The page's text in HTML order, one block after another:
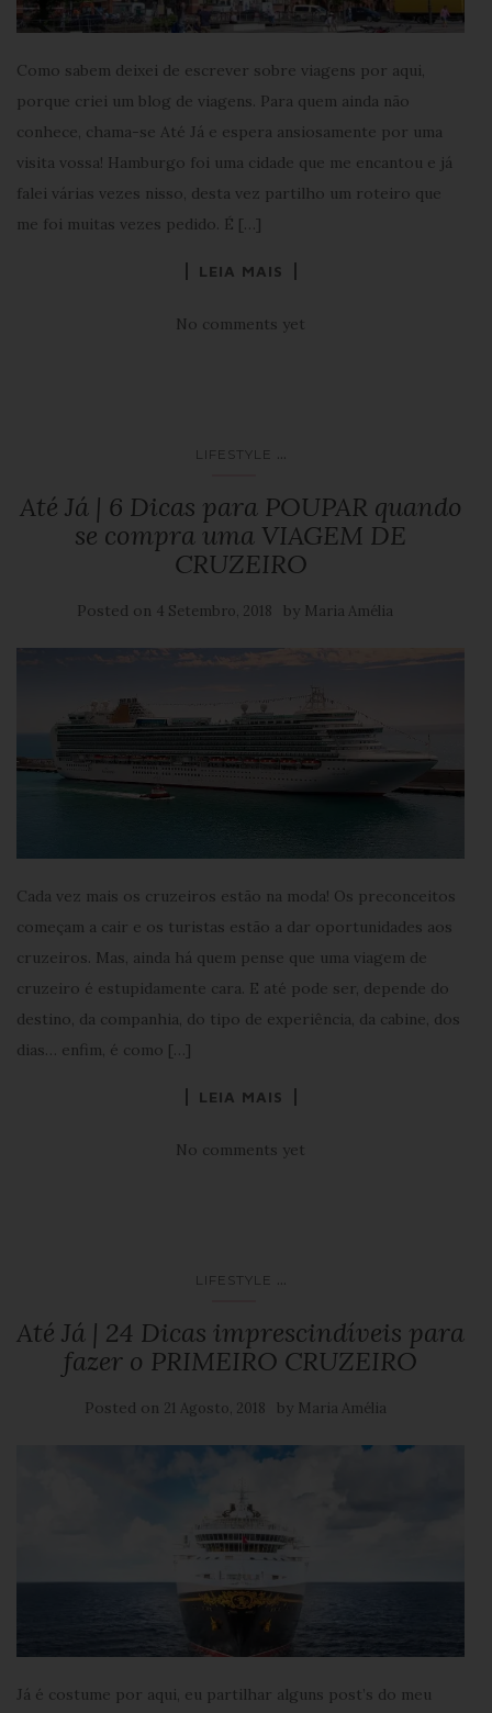
Como sabem deixei de escrever sobre viagens por aqui,
porque criei um blog de viagens. Para quem ainda não
conhece, chama-se Até Já e espera ansiosamente por uma
visita vossa! Hamburgo foi uma cidade que me encantou e já
falei várias vezes nisso, desta vez partilho um roteiro que
me foi muitas vezes pedido. É […]
LEIA MAIS
No comments yet
LIFESTYLE
Até Já | 6 Dicas para POUPAR quando
se compra uma VIAGEM DE
CRUZEIRO
Posted on 4 Setembro, 2018 by Maria Amélia
Cada vez mais os cruzeiros estão na moda! Os preconceitos
começam a cair e os turistas estão a dar oportunidades aos
cruzeiros. Mas, ainda há quem pense que uma viagem de
cruzeiro é estupidamente cara. E até pode ser, depende do
destino, da companhia, do tipo de experiência, da cabine, dos
dias… enfim, é como […]
LEIA MAIS
No comments yet
LIFESTYLE ...
Até Já | 24 Dicas imprescindíveis para
fazer o PRIMEIRO CRUZEIRO
Posted on 21 Agosto, 2018 by Maria Amélia
Já é costume por aqui, eu partilhar alguns post’s do meu